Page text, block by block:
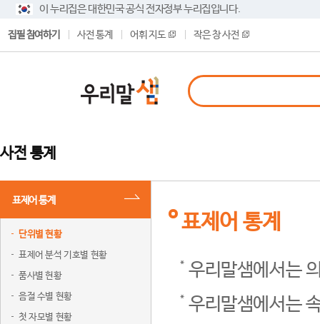
이 누리집은 대한민국 공식 전자정부 누리집입니다.
집필 참여하기 사전 통계 어휘 지도 작은 창 사전
사전 통계
표제어 통계
단위별 현황
표제어 분석 기호별 현황
품사별 현황
음절 수별 현황
첫 자모별 현황
표제어 통계
우리말샘에서는
우리말샘에서는